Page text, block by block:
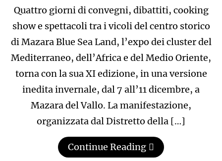
Quattro giorni di convegni, dibattiti, cooking
show e spettacoli tra i vicoli del centro storico
di Mazara Blue Sea Land, l’expo dei cluster del
Mediterraneo, dell’Africa e del Medio Oriente,
torna con la sua XI edizione, in una versione
inedita invernale, dal 7 all’11 dicembre, a
Mazara del Vallo. La manifestazione,
organizzata dal Distretto della […]
Continue Reading